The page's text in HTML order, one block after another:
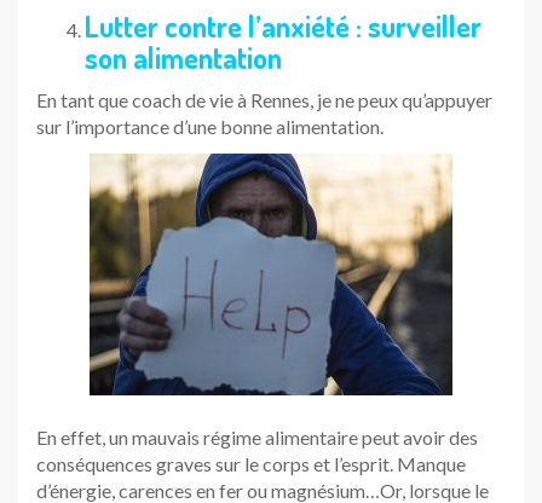
Lutter contre l’anxiété : surveiller
son alimentation
En tant que coach de vie à Rennes, je ne peux qu’appuyer
sur l’importance d’une bonne alimentation.
En effet, un mauvais régime alimentaire peut avoir des
conséquences graves sur le corps et l’esprit. Manque
d’énergie, carences en fer ou magnésium…Or, lorsque le